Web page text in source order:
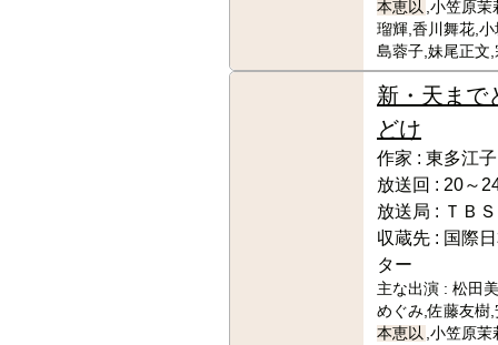
本恵以 ,小笠原
瑠輝,香川舞花,
島蓉子,妹尾正文
新・天まで
どけ
作家 : 東多江子
放送回 : 20～
放送局 : ＴＢＳ
収蔵先 : 国際
ター
主な出演 : 松田
めぐみ,佐藤友樹
本恵以 ,小笠原